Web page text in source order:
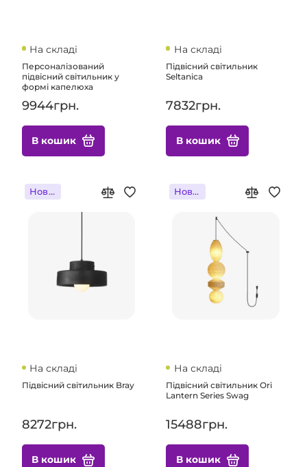
На складі
Персоналізований
підвісний світильник у
формі капелюха
9944грн.
В кошик
На складі
Підвісний світильник
Seltanica
7832грн.
В кошик
Новинка
На складі
Підвісний світильник Bray
8272грн.
В кошик
Новинка
На складі
Підвісний світильник Ori
Lantern Series Swag
15488грн.
В кошик